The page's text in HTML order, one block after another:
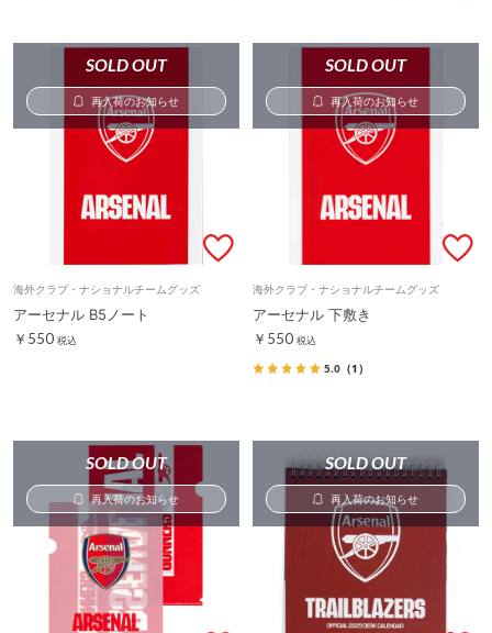
SOLD OUT
再入荷のお知らせ
海外クラブ・ナショナルチームグッズ
アーセナル B5ノート
￥550 税込
SOLD OUT
再入荷のお知らせ
海外クラブ・ナショナルチームグッズ
アーセナル 下敷き
￥550 税込
5.0 （1）
SOLD OUT
再入荷のお知らせ
SOLD OUT
再入荷のお知らせ